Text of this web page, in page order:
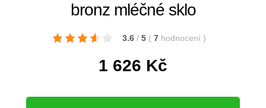
bronz mléčné sklo
3.6 / 5 ( 7 hodnocení )
1 626 Kč